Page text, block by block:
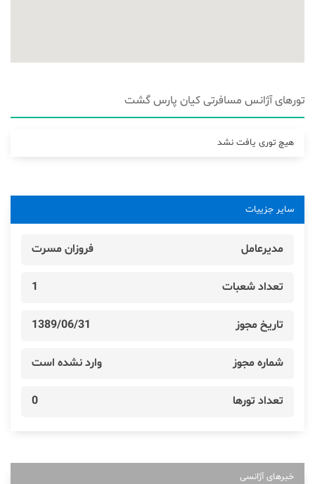
تورهای آژانس مسافرتی کيان پارس گشت
هیچ توری یافت نشد
سایر جزییات
مدیرعامل فروزان مسرت
تعداد شعبات 1
تاریخ مجوز 1389/06/31
شماره مجوز وارد نشده است
تعداد تورها 0
خبرهای آژانسی